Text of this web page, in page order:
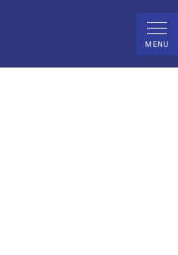
MENU